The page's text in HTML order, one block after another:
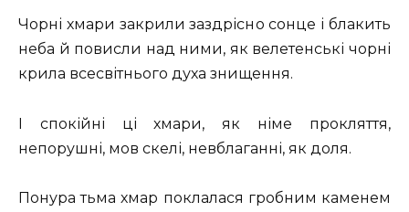
Чорні хмари закрили заздрісно сонце і блакить
неба й повисли над ними, як велетенські чорні
крила всесвітнього духа знищення.
І спокійні ці хмари, як німе прокляття,
непорушні, мов скелі, невблаганні, як доля.
Понура тьма хмар поклалася гробним каменем